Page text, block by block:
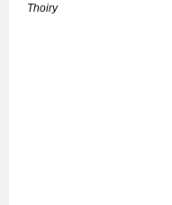
Thoiry